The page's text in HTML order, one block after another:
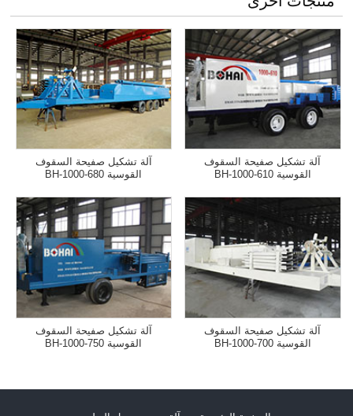
آلة تشكيل صفيحة السقوف
القوسية BH-1000-610
آلة تشكيل صفيحة السقوف
القوسية BH-1000-680
آلة تشكيل صفيحة السقوف
القوسية BH-1000-700
آلة تشكيل صفيحة السقوف
القوسية BH-1000-750